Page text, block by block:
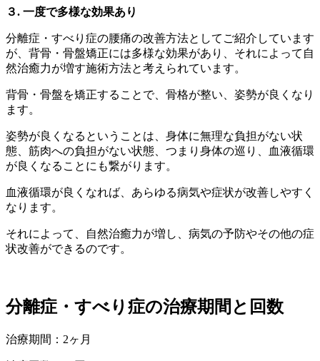
３. 一度で多様な効果あり
分離症・すべり症の腰痛の改善方法としてご紹介しています
が、背骨・骨盤矯正には多様な効果があり、それによって自
然治癒力が増す施術方法と考えられています。
背骨・骨盤を矯正することで、骨格が整い、姿勢が良くなり
ます。
姿勢が良くなるということは、身体に無理な負担がない状
態、筋肉への負担がない状態、つまり身体の巡り、血液循環
が良くなることにも繋がります。
血液循環が良くなれば、あらゆる病気や症状が改善しやすく
なります。
それによって、自然治癒力が増し、病気の予防やその他の症
状改善ができるのです。
分離症・すべり症の治療期間と回数
治療期間：2ヶ月